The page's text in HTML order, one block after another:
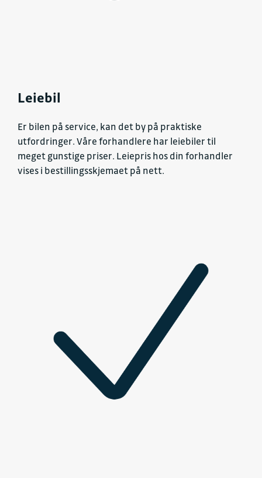
Leiebil
Er bilen på service, kan det by på praktiske
utfordringer. Våre forhandlere har leiebiler til
meget gunstige priser. Leiepris hos din forhandler
vises i bestillingsskjemaet på nett.